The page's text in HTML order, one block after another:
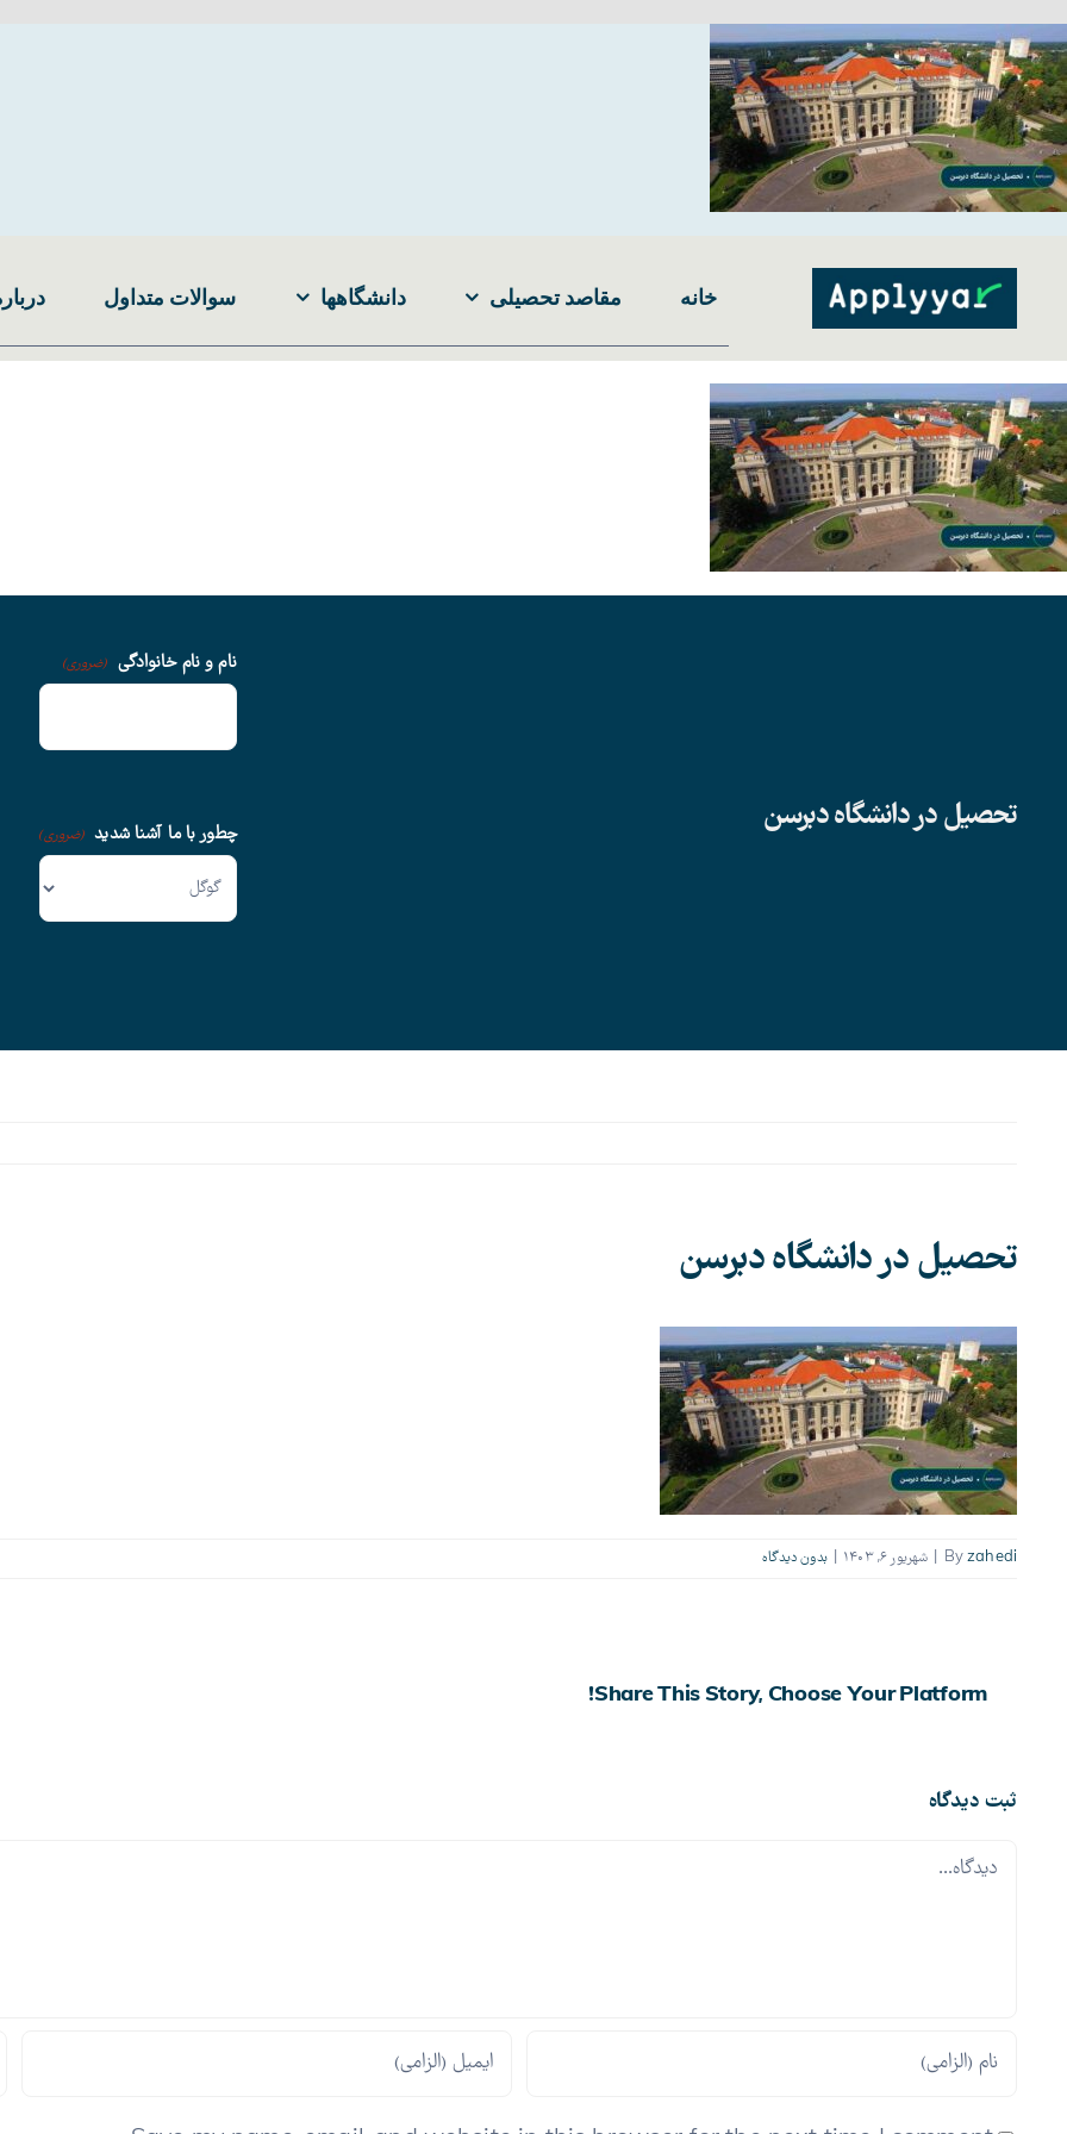
Skip
to
content
خانه مقاصد تحصیلی دانشگاهها سوالات متداول
تحصیل در دانشگاه دبرسن
نام و نام خانوادگی (ضروری)
چطور با ما آشنا شدید (ضروری)
تحصیل در دانشگاه دبرسن
Byzahedi شهریور ۶, ۱۴۰۳ بدون ديدگاه
Share This Story, Choose Your Platform!
ثبت ديدگاه
Comment